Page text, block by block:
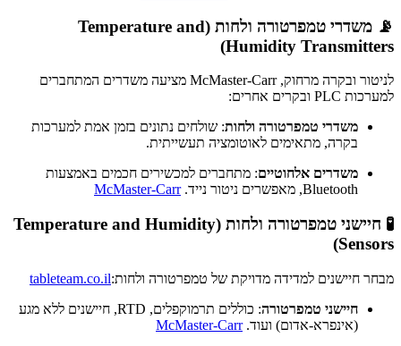
📡 משדרי טמפרטורה ולחות (Temperature and
Humidity Transmitters)
לניטור ובקרה מרחוק, McMaster-Carr מציעה משדרים המתחברים
למערכות PLC ובקרים אחרים:
משדרי טמפרטורה ולחות: שולחים נתונים בזמן אמת למערכות
בקרה, מתאימים לאוטומציה תעשייתית.
משדרים אלחוטיים: מתחברים למכשירים חכמים באמצעות
Bluetooth, מאפשרים ניטור נייד.
​
McMaster-Carr
🧪 חיישני טמפרטורה ולחות (Temperature and Humidity
Sensors)
מבחר חיישנים למדידה מדויקת של טמפרטורה ולחות:tableteam.co.il
חיישני טמפרטורה:
כוללים תרמוקפלים, RTD, חיישנים ללא מגע
(אינפרא-אדום) ועוד. ​
McMaster-Carr